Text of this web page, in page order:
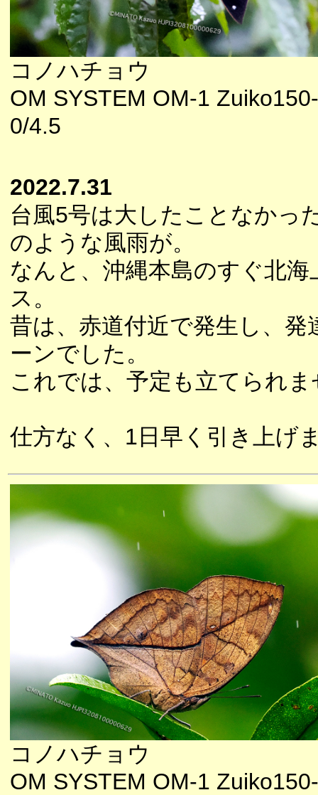
コノハチョウ
OM SYSTEM OM-1
0/4.5
2022.7.31
台風5号は大したことなかっ
のような風雨が。
なんと、沖縄本島のすぐ北
ス。
昔は、赤道付近で発生し、
ーンでした。
これでは、予定も立てられ
仕方なく、1日早く引き上げ
コノハチョウ
OM SYSTEM OM-1